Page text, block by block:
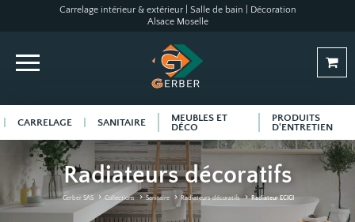
Carrelage intérieur & extérieur | Salle de bain | Décoration
Alsace Moselle
CARRELAGE SANITAIRE
MEUBLES ET
DÉCO
PRODUITS
D'ENTRETIEN
Radiateurs décoratifs
Gerber SAS Collections Sanitaire Radiateurs décoratifs Radiateur ECIGI